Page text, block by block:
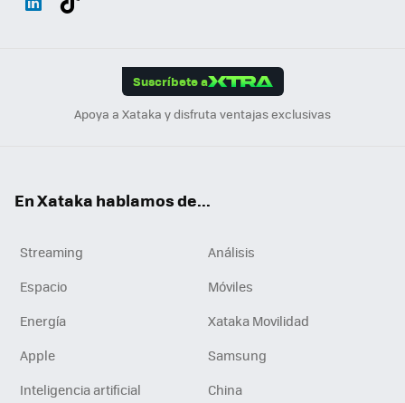
Suscríbete a
Apoya a Xataka y disfruta ventajas exclusivas
En Xataka hablamos de...
Streaming
Análisis
Espacio
Móviles
Energía
Xataka Movilidad
Apple
Samsung
Inteligencia artificial
China